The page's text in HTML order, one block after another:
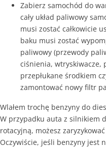
Zabierz samochód do
cały układ paliwowy
musi zostać całkowicie
baku musi zostać
paliwowy (przewody
ciśnienia, wtryskiwacze,
przepłukane środkiem
zamontować nowy filtr
Wlałem trochę benzyny do
W przypadku auta z silnikiem
rotacyjną, możesz
Oczywiście, jeśli benzyny jest